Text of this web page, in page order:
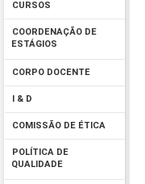
CURSOS
COORDENAÇÃO DE
ESTÁGIOS
CORPO DOCENTE
I & D
COMISSÃO DE ÉTICA
POLÍTICA DE
QUALIDADE